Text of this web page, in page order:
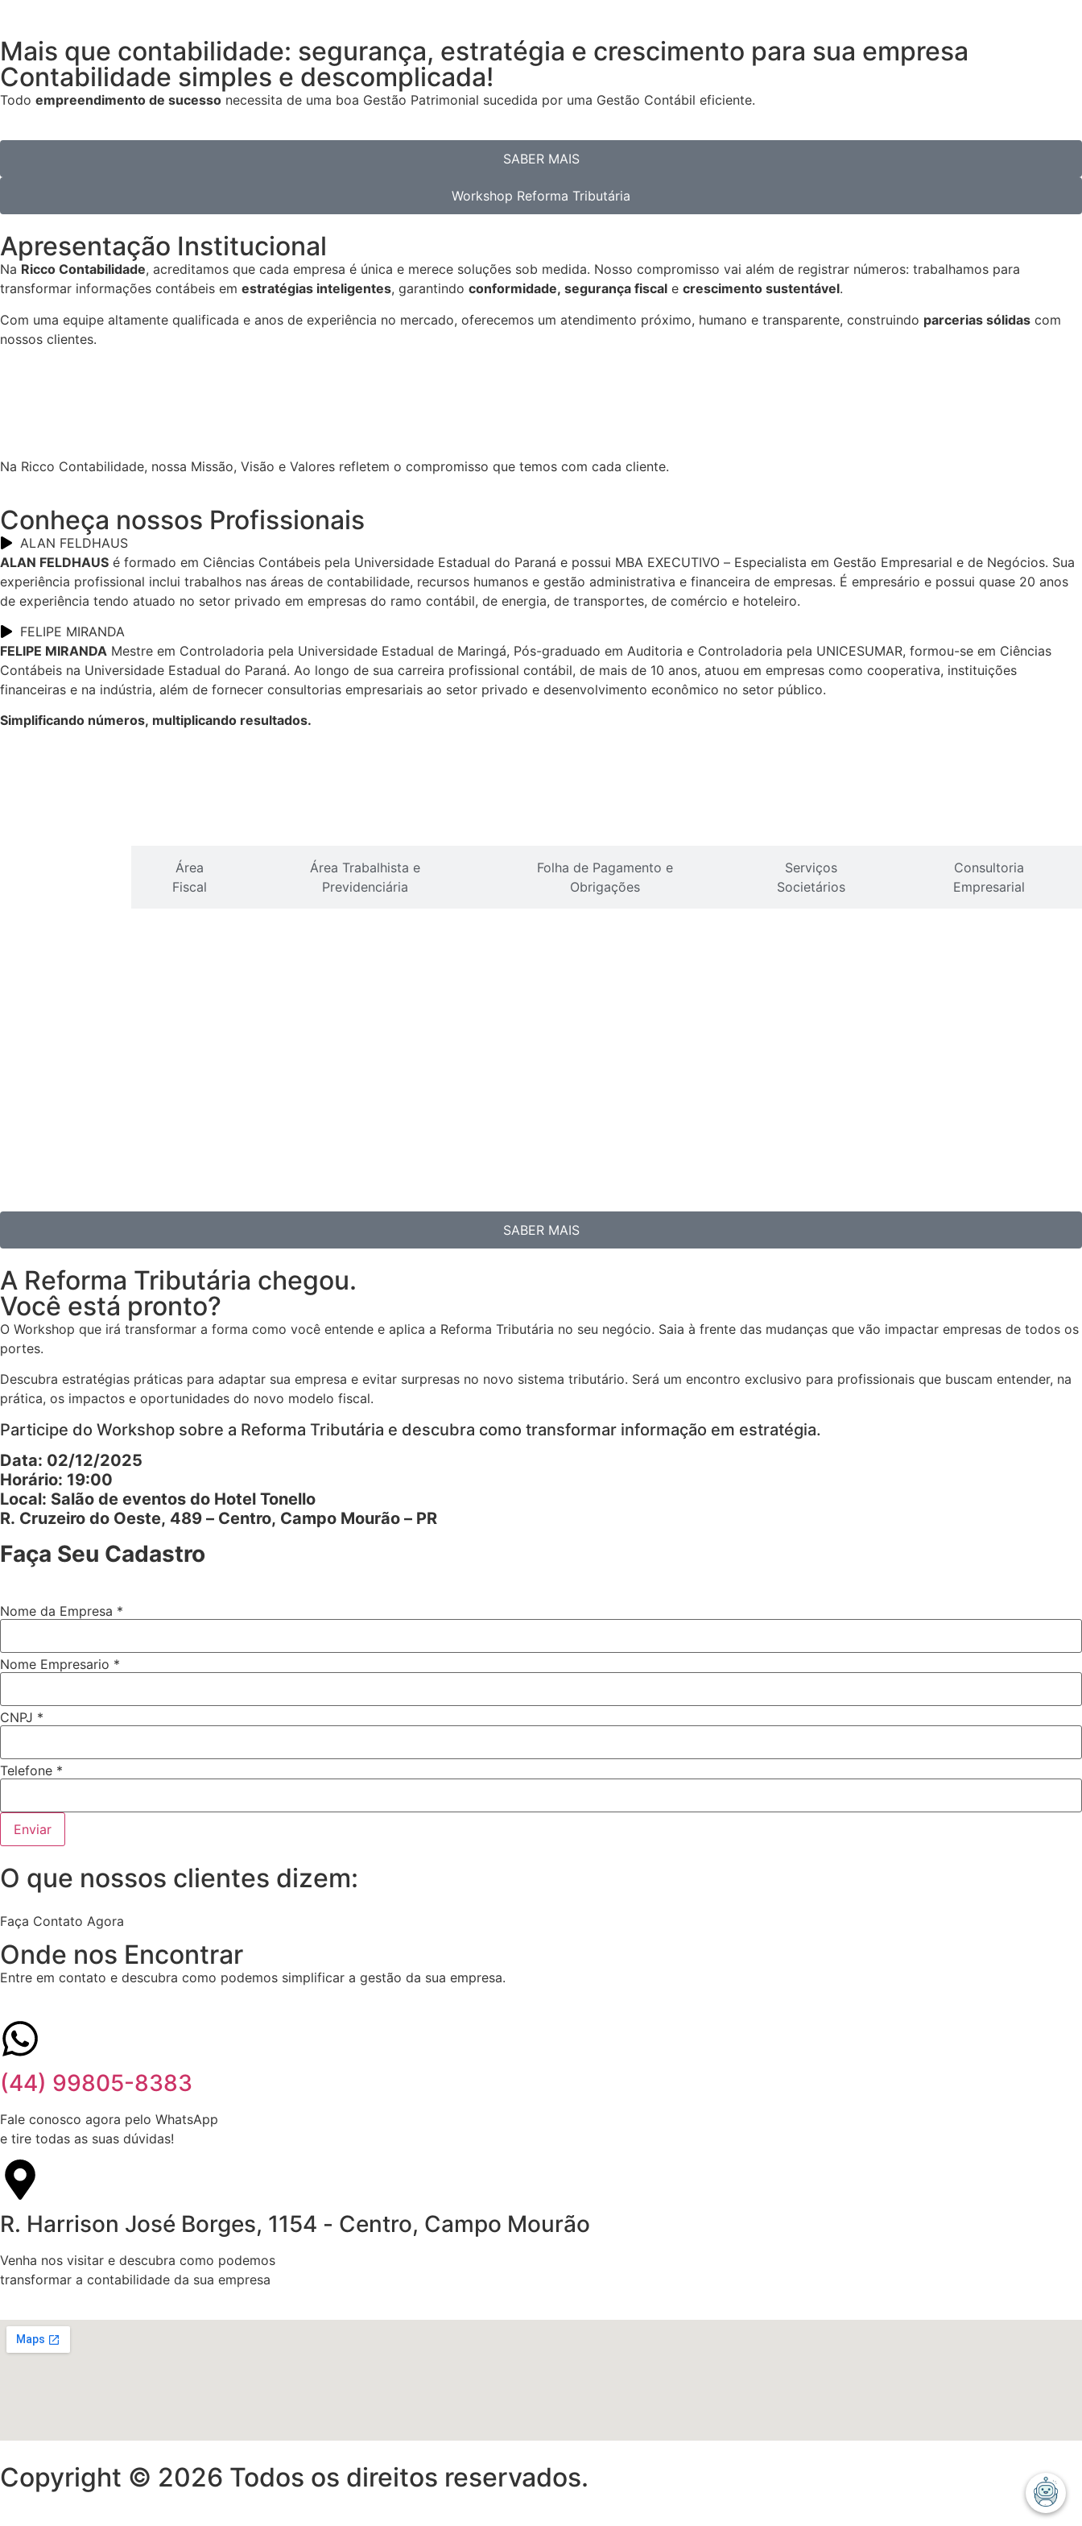
Mais que contabilidade: segurança, estratégia e crescimento para sua empresa
Contabilidade simples e descomplicada!
Todo empreendimento de sucesso necessita de uma boa Gestão Patrimonial sucedida por uma Gestão Contábil eficiente.
SABER MAIS
Workshop Reforma Tributária
Apresentação Institucional
Na Ricco Contabilidade, acreditamos que cada empresa é única e merece soluções sob medida. Nosso compromisso vai além de registrar números: trabalhamos para
transformar informações contábeis em estratégias inteligentes, garantindo conformidade, segurança fiscal e crescimento sustentável.
Com uma equipe altamente qualificada e anos de experiência no mercado, oferecemos um atendimento próximo, humano e transparente, construindo parcerias sólidas com
nossos clientes.
Na Ricco Contabilidade, nossa Missão, Visão e Valores refletem o compromisso que temos com cada cliente.
Conheça nossos Profissionais
ALAN FELDHAUS
ALAN FELDHAUS é formado em Ciências Contábeis pela Universidade Estadual do Paraná e possui MBA EXECUTIVO – Especialista em Gestão Empresarial e de Negócios. Sua
experiência profissional inclui trabalhos nas áreas de contabilidade, recursos humanos e gestão administrativa e financeira de empresas. É empresário e possui quase 20 anos
de experiência tendo atuado no setor privado em empresas do ramo contábil, de energia, de transportes, de comércio e hoteleiro.
FELIPE MIRANDA
FELIPE MIRANDA Mestre em Controladoria pela Universidade Estadual de Maringá, Pós-graduado em Auditoria e Controladoria pela UNICESUMAR, formou-se em Ciências
Contábeis na Universidade Estadual do Paraná. Ao longo de sua carreira profissional contábil, de mais de 10 anos, atuou em empresas como cooperativa, instituições
financeiras e na indústria, além de fornecer consultorias empresariais ao setor privado e desenvolvimento econômico no setor público.
Simplificando números, multiplicando resultados.
Área
Fiscal
Área Trabalhista e
Previdenciária
Folha de Pagamento e
Obrigações
Serviços
Societários
Consultoria
Empresarial
SABER MAIS
A Reforma Tributária chegou.
Você está pronto?
O Workshop que irá transformar a forma como você entende e aplica a Reforma Tributária no seu negócio. Saia à frente das mudanças que vão impactar empresas de todos os
portes.
Descubra estratégias práticas para adaptar sua empresa e evitar surpresas no novo sistema tributário. Será um encontro exclusivo para profissionais que buscam entender, na
prática, os impactos e oportunidades do novo modelo fiscal.
Participe do Workshop sobre a Reforma Tributária e descubra como transformar informação em estratégia.
Data: 02/12/2025
Horário: 19:00
Local: Salão de eventos do Hotel Tonello
R. Cruzeiro do Oeste, 489 – Centro, Campo Mourão – PR
Faça Seu Cadastro
Nome da Empresa *
Nome Empresario *
CNPJ *
CNPJ
Empresa
Telefone *
Enviar
O que nossos clientes dizem:
Faça Contato Agora
Onde nos Encontrar
Entre em contato e descubra como podemos simplificar a gestão da sua empresa.
(44) 99805-8383
Fale conosco agora pelo WhatsApp
e tire todas as suas dúvidas!
R. Harrison José Borges, 1154 - Centro, Campo Mourão
Venha nos visitar e descubra como podemos
transformar a contabilidade da sua empresa
Copyright © 2026 Todos os direitos reservados.